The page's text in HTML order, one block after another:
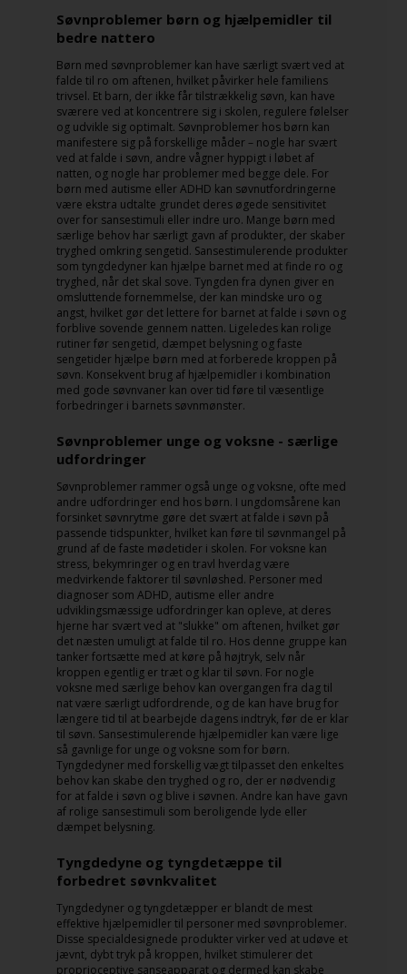
Søvnproblemer børn og hjælpemidler til
bedre nattero
Børn med søvnproblemer kan have særligt svært ved at
falde til ro om aftenen, hvilket påvirker hele familiens
trivsel. Et barn, der ikke får tilstrækkelig søvn, kan have
sværere ved at koncentrere sig i skolen, regulere følelser
og udvikle sig optimalt. Søvnproblemer hos børn kan
manifestere sig på forskellige måder – nogle har svært
ved at falde i søvn, andre vågner hyppigt i løbet af
natten, og nogle har problemer med begge dele. For
børn med autisme eller ADHD kan søvnutfordringerne
være ekstra udtalte grundet deres øgede sensitivitet
over for sansestimuli eller indre uro. Mange børn med
særlige behov har særligt gavn af produkter, der skaber
tryghed omkring sengetid. Sansestimulerende produkter
som tyngdedyner kan hjælpe barnet med at finde ro og
tryghed, når det skal sove. Tyngden fra dynen giver en
omsluttende fornemmelse, der kan mindske uro og
angst, hvilket gør det lettere for barnet at falde i søvn og
forblive sovende gennem natten. Ligeledes kan rolige
rutiner før sengetid, dæmpet belysning og faste
sengetider hjælpe børn med at forberede kroppen på
søvn. Konsekvent brug af hjælpemidler i kombination
med gode søvnvaner kan over tid føre til væsentlige
forbedringer i barnets søvnmønster.
Søvnproblemer unge og voksne - særlige
udfordringer
Søvnproblemer rammer også unge og voksne, ofte med
andre udfordringer end hos børn. I ungdomsårene kan
forsinket søvnrytme gøre det svært at falde i søvn på
passende tidspunkter, hvilket kan føre til søvnmangel på
grund af de faste mødetider i skolen. For voksne kan
stress, bekymringer og en travl hverdag være
medvirkende faktorer til søvnløshed. Personer med
diagnoser som ADHD, autisme eller andre
udviklingsmæssige udfordringer kan opleve, at deres
hjerne har svært ved at "slukke" om aftenen, hvilket gør
det næsten umuligt at falde til ro. Hos denne gruppe kan
tanker fortsætte med at køre på højtryk, selv når
kroppen egentlig er træt og klar til søvn. For nogle
voksne med særlige behov kan overgangen fra dag til
nat være særligt udfordrende, og de kan have brug for
længere tid til at bearbejde dagens indtryk, før de er klar
til søvn. Sansestimulerende hjælpemidler kan være lige
så gavnlige for unge og voksne som for børn.
Tyngdedyner med forskellig vægt tilpasset den enkeltes
behov kan skabe den tryghed og ro, der er nødvendig
for at falde i søvn og blive i søvnen. Andre kan have gavn
af rolige sansestimuli som beroligende lyde eller
dæmpet belysning.
Tyngdedyne og tyngdetæppe til
forbedret søvnkvalitet
Tyngdedyner og tyngdetæpper er blandt de mest
effektive hjælpemidler til personer med søvnproblemer.
Disse specialdesignede produkter virker ved at udøve et
jævnt, dybt tryk på kroppen, hvilket stimulerer det
proprioceptive sanseapparat og dermed kan skabe